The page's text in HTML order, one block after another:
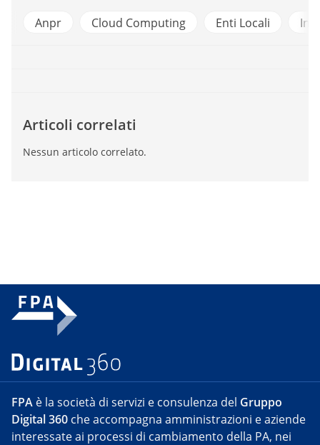
Anpr Cloud Computing Enti Locali
Articoli correlati
Nessun articolo correlato.
FPA è la società di servizi e consulenza del Gruppo
Digital 360 che accompagna amministrazioni e aziende
interessate ai processi di cambiamento della PA, nei